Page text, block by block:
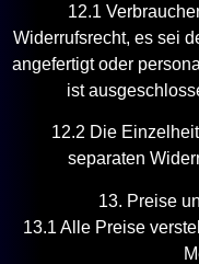
12.1
Widerrufsrecht, es sei
angefertigt oder
ist
12.2 Die
separaten
13. Preise
13.1 Alle Preise